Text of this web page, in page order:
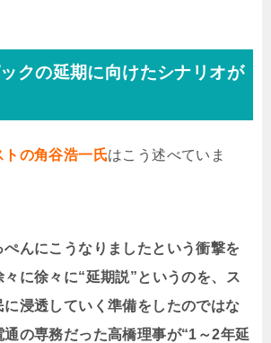
クの延期に向けたシナリオが
の角谷浩一氏はこう述べていま
んにこうなりましたという衝撃を
に徐々に“延期説”というのを、ス
浸透していく準備をしたのではな
の専務だった高橋理事が“1～2年延